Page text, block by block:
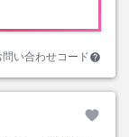
問い合わせコード